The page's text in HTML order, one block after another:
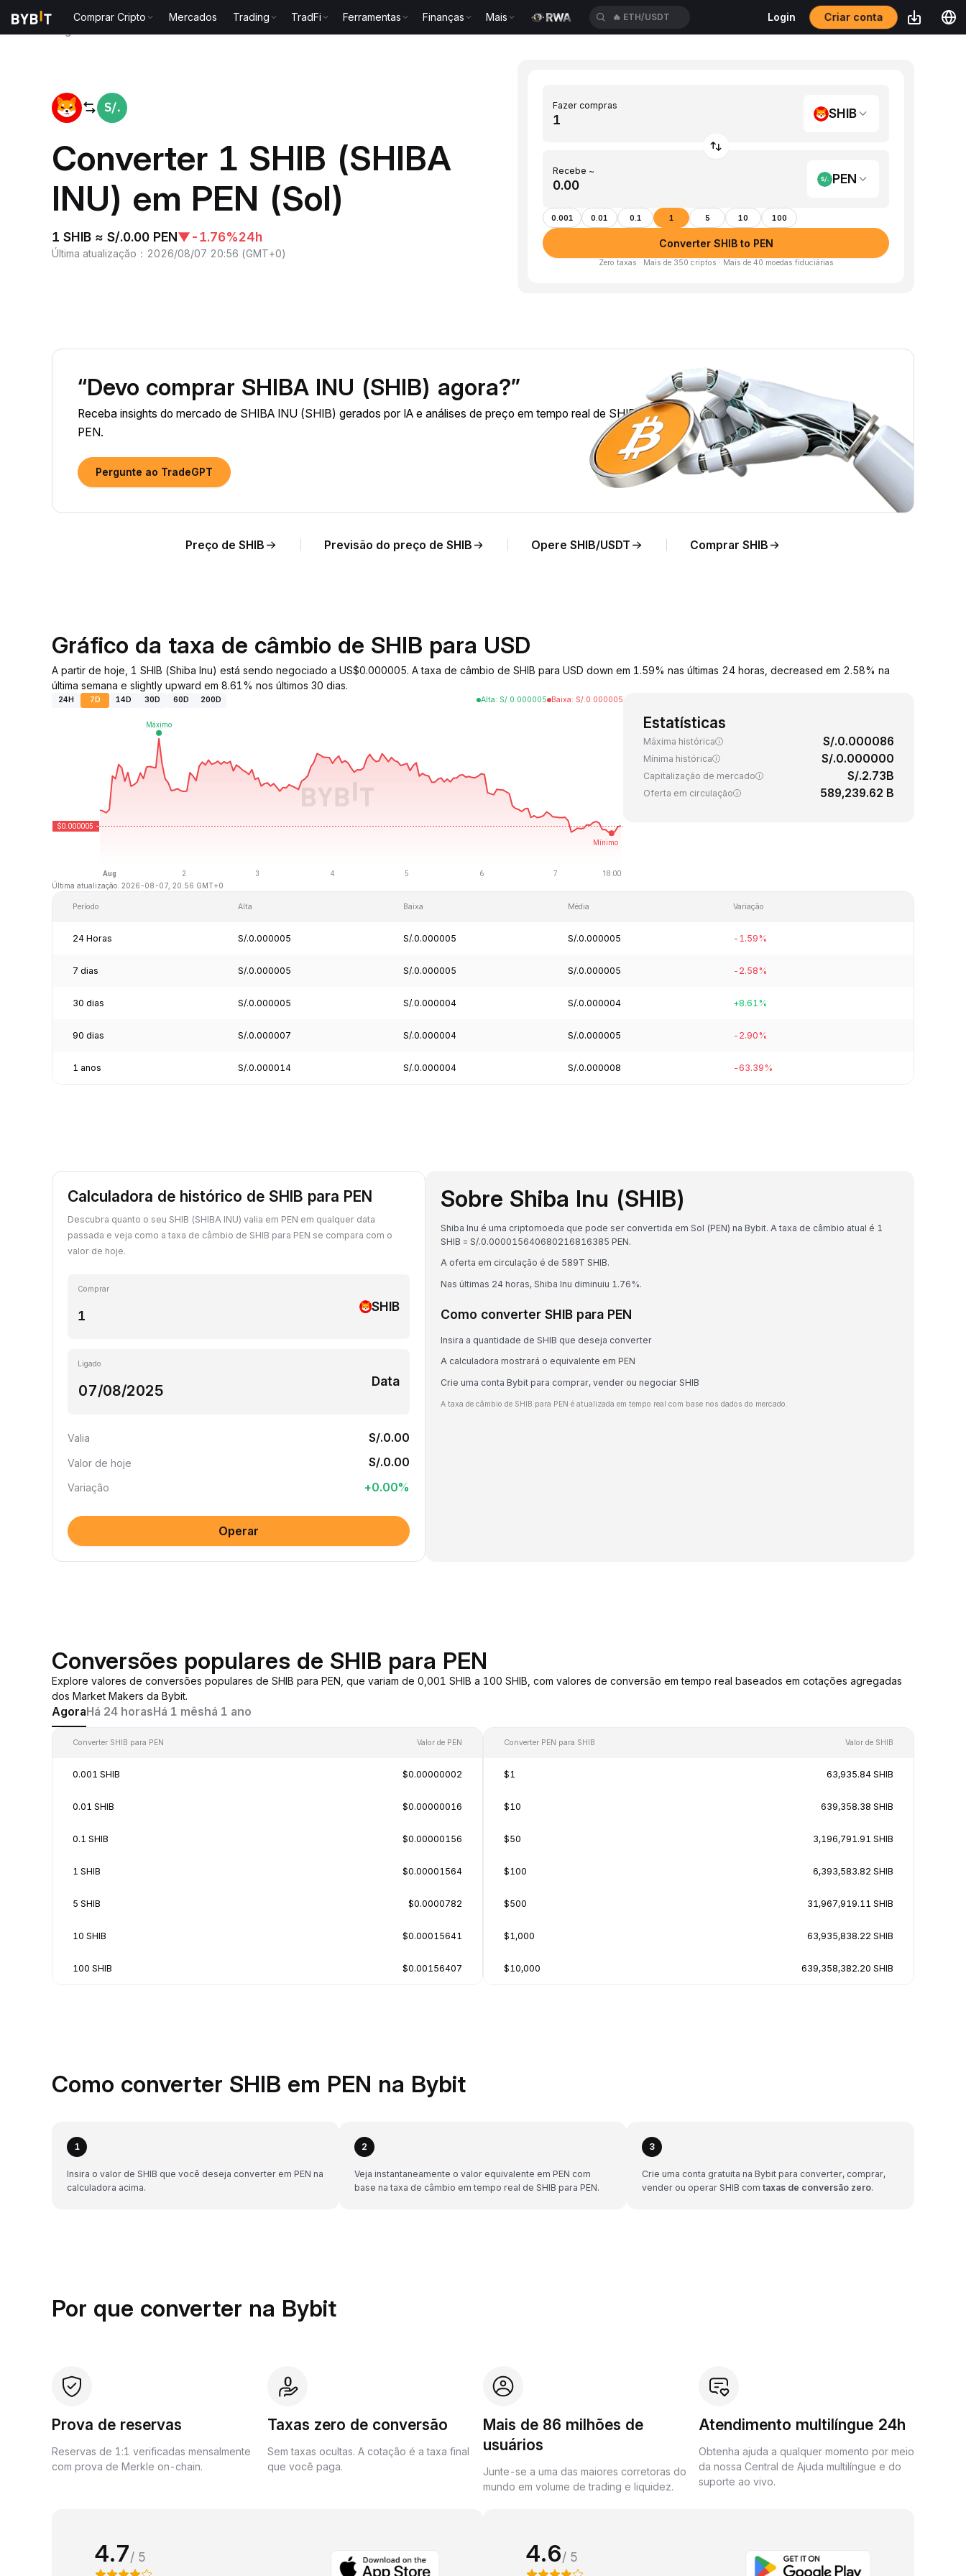
Comprar Cripto Mercados Trading TradFi Ferramentas Finanças Mais 🔥 ETH/USDT Login Criar conta
Converter 1 SHIB (SHIBA
INU) em PEN (Sol)
1 SHIB ≈ S/.0.00 PEN▼-1.76%24h
Última atualização ： 2026/08/07 20:56 (GMT+0)
Fazer compras
SHIB
Recebe ~
PEN
0.001 0.01 0.1 1 5 10 100
Converter SHIB to PEN
Zero taxas · Mais de 350 criptos · Mais de 40 moedas fiduciárias
“Devo comprar SHIBA INU (SHIB) agora?”
Receba insights do mercado de SHIBA INU (SHIB) gerados por IA e análises de preço em tempo real de SHIB para
PEN.
Pergunte ao TradeGPT
Preço de SHIB Previsão do preço de SHIB Opere SHIB/USDT Comprar SHIB
Gráfico da taxa de câmbio de SHIB para USD
A partir de hoje, 1 SHIB (Shiba Inu) está sendo negociado a US$0.000005. A taxa de câmbio de SHIB para USD down em 1.59% nas últimas 24 horas, decreased em 2.58% na
última semana e slightly upward em 8.61% nos últimos 30 dias.
24H 7D 14D 30D 60D 200D Alta: S/.0.000005 Baixa: S/.0.000005
Última atualização: 2026-08-07, 20:56 GMT+0
Estatísticas
Máxima histórica S/.0.000086
Mínima histórica S/.0.000000
Capitalização de mercado S/.2.73B
Oferta em circulação 589,239.62 B
Período Alta Baixa Média Variação
24 Horas S/.0.000005 S/.0.000005 S/.0.000005 -1.59%
7 dias S/.0.000005 S/.0.000005 S/.0.000005 -2.58%
30 dias S/.0.000005 S/.0.000004 S/.0.000004 +8.61%
90 dias S/.0.000007 S/.0.000004 S/.0.000005 -2.90%
1 anos S/.0.000014 S/.0.000004 S/.0.000008 -63.39%
Calculadora de histórico de SHIB para PEN
Descubra quanto o seu SHIB (SHIBA INU) valia em PEN em qualquer data
passada e veja como a taxa de câmbio de SHIB para PEN se compara com o
valor de hoje.
Comprar
SHIB
Ligado
Data
Valia S/.0.00
Valor de hoje S/.0.00
Variação +0.00%
Operar
Sobre Shiba Inu (SHIB)
Shiba Inu é uma criptomoeda que pode ser convertida em Sol (PEN) na Bybit. A taxa de câmbio atual é 1
SHIB = S/.0.000015640680216816385 PEN.
A oferta em circulação é de 589T SHIB.
Nas últimas 24 horas, Shiba Inu diminuiu 1.76%.
Como converter SHIB para PEN
Insira a quantidade de SHIB que deseja converter
A calculadora mostrará o equivalente em PEN
Crie uma conta Bybit para comprar, vender ou negociar SHIB
A taxa de câmbio de SHIB para PEN é atualizada em tempo real com base nos dados do mercado.
Conversões populares de SHIB para PEN
Explore valores de conversões populares de SHIB para PEN, que variam de 0,001 SHIB a 100 SHIB, com valores de conversão em tempo real baseados em cotações agregadas
dos Market Makers da Bybit.
AgoraHá 24 horasHá 1 mêshá 1 ano
Converter SHIB para PEN Valor de PEN
0.001 SHIB $0.00000002
0.01 SHIB $0.00000016
0.1 SHIB $0.00000156
1 SHIB $0.00001564
5 SHIB $0.0000782
10 SHIB $0.00015641
100 SHIB $0.00156407
Converter PEN para SHIB Valor de SHIB
$1 63,935.84 SHIB
$10 639,358.38 SHIB
$50 3,196,791.91 SHIB
$100 6,393,583.82 SHIB
$500 31,967,919.11 SHIB
$1,000 63,935,838.22 SHIB
$10,000 639,358,382.20 SHIB
Como converter SHIB em PEN na Bybit
1
Insira o valor de SHIB que você deseja converter em PEN na
calculadora acima.
2
Veja instantaneamente o valor equivalente em PEN com
base na taxa de câmbio em tempo real de SHIB para PEN.
3
Crie uma conta gratuita na Bybit para converter, comprar,
vender ou operar SHIB com taxas de conversão zero.
Por que converter na Bybit
Prova de reservas
Reservas de 1:1 verificadas mensalmente
com prova de Merkle on-chain.
Taxas zero de conversão
Sem taxas ocultas. A cotação é a taxa final
que você paga.
Mais de 86 milhões de
usuários
Junte-se a uma das maiores corretoras do
mundo em volume de trading e liquidez.
Atendimento multilíngue 24h
Obtenha ajuda a qualquer momento por meio
da nossa Central de Ajuda multilíngue e do
suporte ao vivo.
4.7/ 5 4.6/ 5